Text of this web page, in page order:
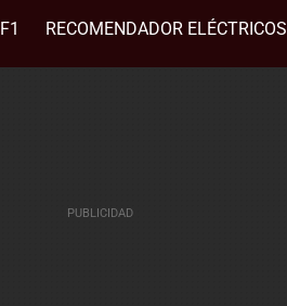
F1
RECOMENDADOR ELÉCTRICOS